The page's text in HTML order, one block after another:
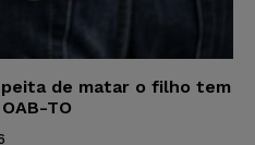
de matar o filho tem
TO